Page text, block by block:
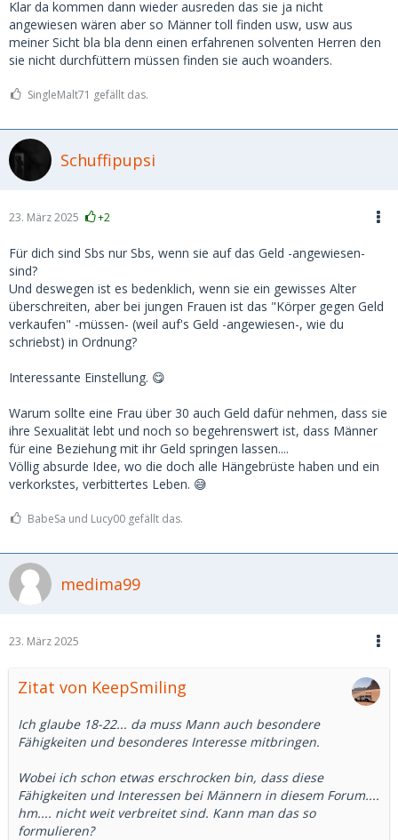
Klar da kommen dann wieder ausreden das sie ja nicht
angewiesen wären aber so Männer toll finden usw, usw aus
meiner Sicht bla bla denn einen erfahrenen solventen Herren den
sie nicht durchfüttern müssen finden sie auch woanders.
SingleMalt71 gefällt das.
Schuffipupsi
23. März 2025 +2
Für dich sind Sbs nur Sbs, wenn sie auf das Geld -angewiesen-
sind?
Und deswegen ist es bedenklich, wenn sie ein gewisses Alter
überschreiten, aber bei jungen Frauen ist das "Körper gegen Geld
verkaufen" -müssen- (weil auf's Geld -angewiesen-, wie du
schriebst) in Ordnung?
Interessante Einstellung. 😋
Warum sollte eine Frau über 30 auch Geld dafür nehmen, dass sie
ihre Sexualität lebt und noch so begehrenswert ist, dass Männer
für eine Beziehung mit ihr Geld springen lassen....
Völlig absurde Idee, wo die doch alle Hängebrüste haben und ein
verkorkstes, verbittertes Leben. 😅
BabeSa und Lucy00 gefällt das.
medima99
23. März 2025
Zitat von KeepSmiling
Ich glaube 18-22... da muss Mann auch besondere
Fähigkeiten und besonderes Interesse mitbringen.
Wobei ich schon etwas erschrocken bin, dass diese
Fähigkeiten und Interessen bei Männern in diesem Forum....
hm.... nicht weit verbreitet sind. Kann man das so
formulieren?